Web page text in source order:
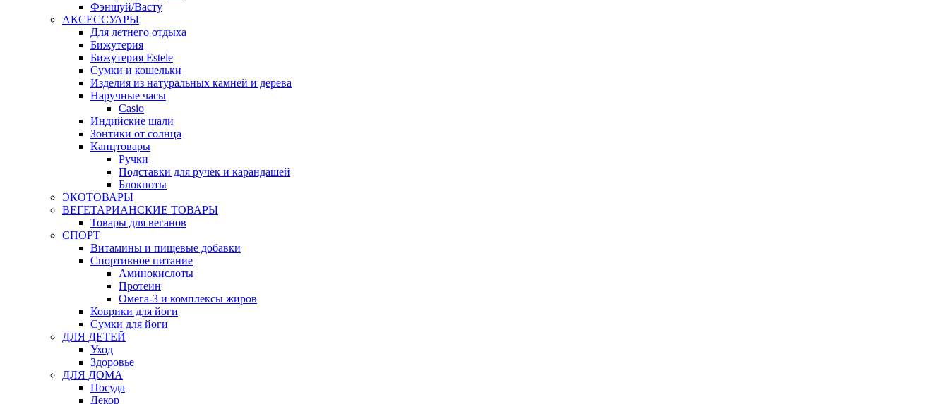
Фэншуй/Васту
АКСЕССУАРЫ
Для летнего отдыха
Бижутерия
Бижутерия Estele
Сумки и кошельки
Изделия из натуральных камней и дерева
Наручные часы
Casio
Индийские шали
Зонтики от солнца
Канцтовары
Ручки
Подставки для ручек и карандашей
Блокноты
ЭКОТОВАРЫ
ВЕГЕТАРИАНСКИЕ ТОВАРЫ
Товары для веганов
СПОРТ
Витамины и пищевые добавки
Спортивное питание
Аминокислоты
Протеин
Омега-3 и комплексы жиров
Коврики для йоги
Сумки для йоги
ДЛЯ ДЕТЕЙ
Уход
Здоровье
ДЛЯ ДОМА
Посуда
Декор